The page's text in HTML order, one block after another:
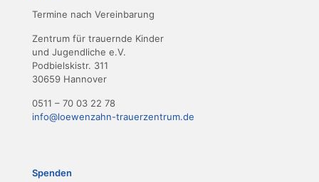
Termine nach Vereinbarung
Zentrum für trauernde Kinder
und Jugendliche e.V.
Podbielskistr. 311
30659 Hannover
0511 – 70 03 22 78
info@loewenzahn-trauerzentrum.de
Spenden